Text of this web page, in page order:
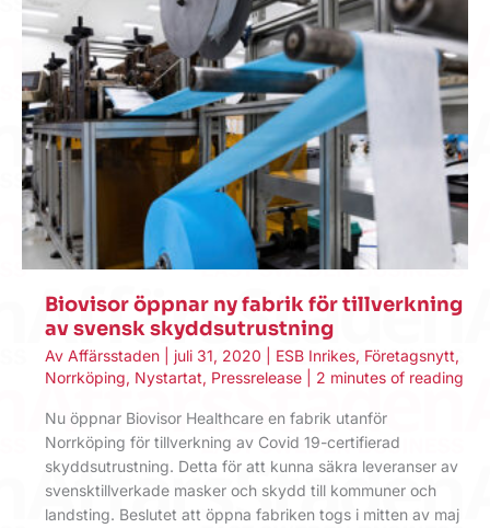
Biovisor öppnar ny fabrik för tillverkning
av svensk skyddsutrustning
Av Affärsstaden juli 31, 2020 ESB Inrikes, Företagsnytt,
Norrköping, Nystartat, Pressrelease 2 minutes of reading
Nu öppnar Biovisor Healthcare en fabrik utanför
Norrköping för tillverkning av Covid 19-certifierad
skyddsutrustning. Detta för att kunna säkra leveranser av
svensktillverkade masker och skydd till kommuner och
landsting. Beslutet att öppna fabriken togs i mitten av maj